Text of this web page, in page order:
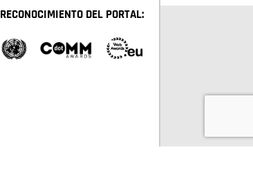
RECONOCIMIENTO DEL PORTAL: